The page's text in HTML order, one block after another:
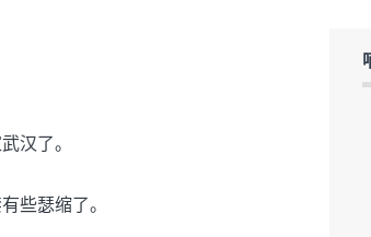
汉了。
些瑟缩了。